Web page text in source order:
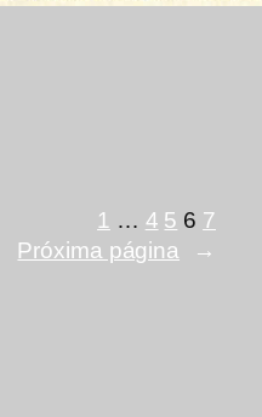
1 … 4 5 6 7
Próxima página
→